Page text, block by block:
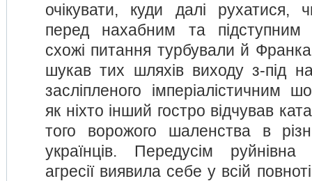
очікувати, куди далі рухатися,
перед нахабним та
схожі питання турбували й
шукав тих шляхів виходу з-під
засліпленого імперіалістичним
як ніхто інший гостро відчував
того ворожого шаленства в
українців. Передусім руйнівна
агресії виявила себе у всій